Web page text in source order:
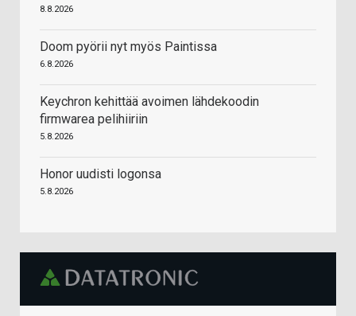
8.8.2026
Doom pyörii nyt myös Paintissa
6.8.2026
Keychron kehittää avoimen lähdekoodin
firmwarea pelihiiriin
5.8.2026
Honor uudisti logonsa
5.8.2026